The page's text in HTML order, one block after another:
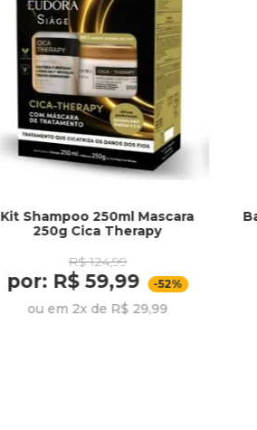
Kit Shampoo 250ml Mascara
250g Cica Therapy
R$ 124,99
por: R$ 59,99 -52%
ou em 2x de R$ 29,99